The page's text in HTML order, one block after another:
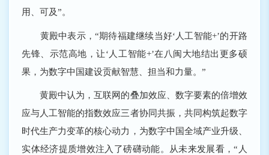
用、可及”。
黄殿中表示，“期待福建继续当好‘人工智能+’的开路
先锋、示范高地，让‘人工智能+’在八闽大地结出更多硕
果，为数字中国建设贡献智慧、担当和力量。”
黄殿中认为，互联网的叠加效应、数字要素的倍增效
应与人工智能的指数效应三者协同共振，共同构筑起数字
时代生产力变革的核心动力，为数字中国全域产业升级、
实体经济提质增效注入了磅礴动能。从未来发展看，“人